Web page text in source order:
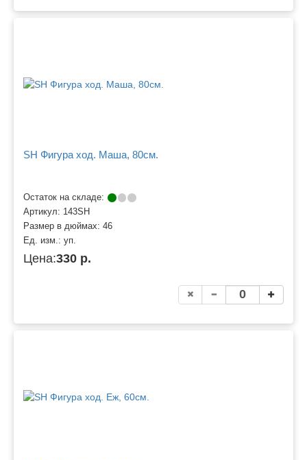
SH Фигура ход. Маша, 80см.
Остаток на складе:
Артикул: 143SH
Размер в дюймах: 46
Ед. изм.: уп.
Цена:330 р.